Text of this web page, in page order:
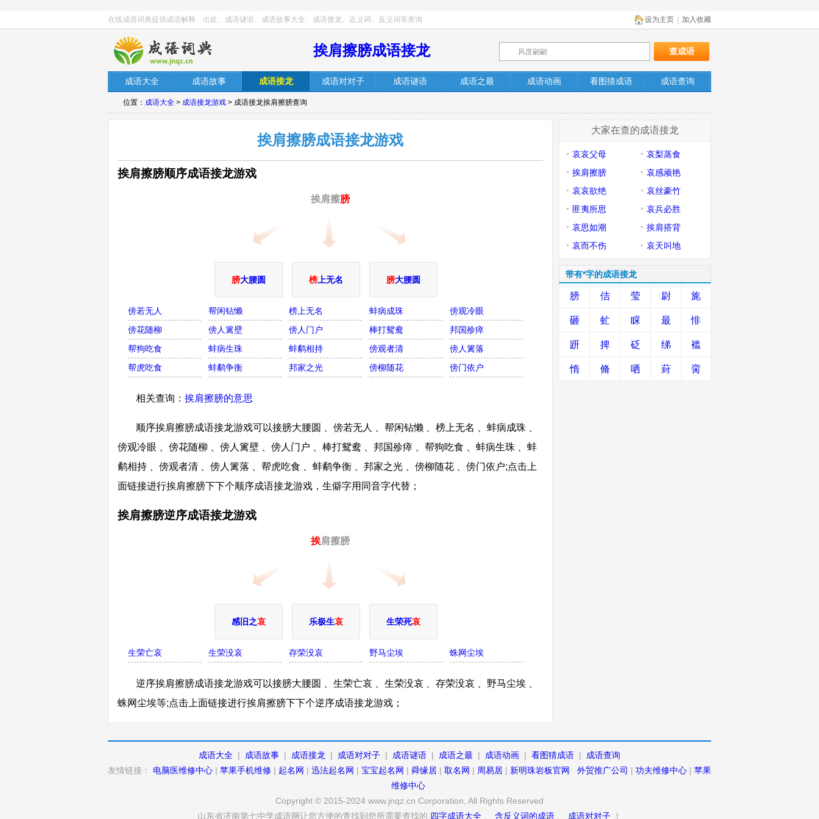
在线成语词典提供成语解释、出处、成语谜语、成语故事大全、成语接龙、近义词、反义词等查询 加入收藏
设为主页
挨肩擦膀成语接龙
成语大全 成语故事 成语接龙 成语对对子 成语谜语 成语之最 成语动画 看图猜成语 成语查询
位置： 成语大全 > 成语接龙游戏 > 成语接龙挨肩擦膀查询
挨肩擦膀成语接龙游戏
挨肩擦膀顺序成语接龙游戏
挨肩擦膀
膀大腰圆 榜上无名 膀大腰圆
傍若无人 帮闲钻懒 榜上无名 蚌病成珠
傍观冷眼
傍花随柳
傍人篱壁 傍人门户 棒打鸳鸯
邦国殄瘁
帮狗吃食
蚌病生珠 蚌鹬相持 傍观者清
傍人篱落
帮虎吃食
蚌鹬争衡 邦家之光 傍柳随花 傍门依户
相关查询： 挨肩擦膀的意思
顺序挨肩擦膀成语接龙游戏可以接膀大腰圆 、傍若无人 、帮闲钻懒 、榜上无名 、蚌病成珠 、
傍观冷眼 、傍花随柳 、傍人篱壁 、傍人门户 、棒打鸳鸯 、邦国殄瘁 、帮狗吃食 、蚌病生珠 、蚌
鹬相持 、傍观者清 、傍人篱落 、帮虎吃食 、蚌鹬争衡 、邦家之光 、傍柳随花 、傍门依户;点击上
面链接进行挨肩擦膀下下个顺序成语接龙游戏，生僻字用同音字代替；
挨肩擦膀逆序成语接龙游戏
挨肩擦膀
感旧之哀 乐极生哀 生荣死哀
生荣亡哀 生荣没哀 存荣没哀 野马尘埃 蛛网尘埃
逆序挨肩擦膀成语接龙游戏可以接膀大腰圆 、生荣亡哀 、生荣没哀 、存荣没哀 、野马尘埃 、
蛛网尘埃等;点击上面链接进行挨肩擦膀下下个逆序成语接龙游戏；
大家在查的成语接龙
哀哀父母
哀梨蒸食
挨肩擦膀
哀感顽艳
哀哀欲绝
哀丝豪竹
匪夷所思
哀兵必胜
哀思如潮
挨肩搭背
哀而不伤
哀天叫地
带有*字的成语接龙
膀 佶 莹 尉 旄
砸 虻 睬 最 悱
趼 捭 砭 绨 褴
惰 脩 哂 葑 脔
成语大全 | 成语故事 | 成语接龙 | 成语对对子 | 成语谜语 | 成语之最 | 成语动画 | 看图猜成语 |
成语查询
友情链接：
电脑医维修中心 | 苹果手机维修 | 起名网 | 迅法起名网 | 宝宝起名网 | 舜缘居 | 取名网 | 周易居 | 新明珠岩板官网 外贸推广公司 | 功夫维修中心 | 苹果
维修中心
Copyright © 2015-2024 www.jnqz.cn Corporation, All Rights Reserved
山东省济南第七中学成语网让您方便的查找到您所需要查找的 四字成语大全 含反义词的成语 成语对对子 ！